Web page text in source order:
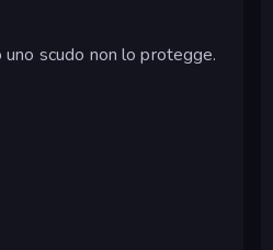
uno scudo non lo protegge.